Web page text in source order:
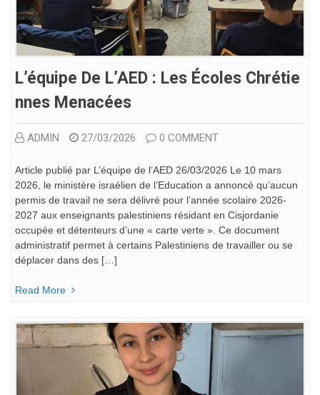
L’équipe De L’AED : Les Écoles Chrétie
Nnes Menacées
ADMIN 27/03/2026 0 COMMENT
Article publié par L’équipe de l’AED 26/03/2026 Le 10 mars
2026, le ministère israélien de l’Education a annoncé qu’aucun
permis de travail ne sera délivré pour l’année scolaire 2026-
2027 aux enseignants palestiniens résidant en Cisjordanie
occupée et détenteurs d’une « carte verte ». Ce document
administratif permet à certains Palestiniens de travailler ou se
déplacer dans des […]
Read More